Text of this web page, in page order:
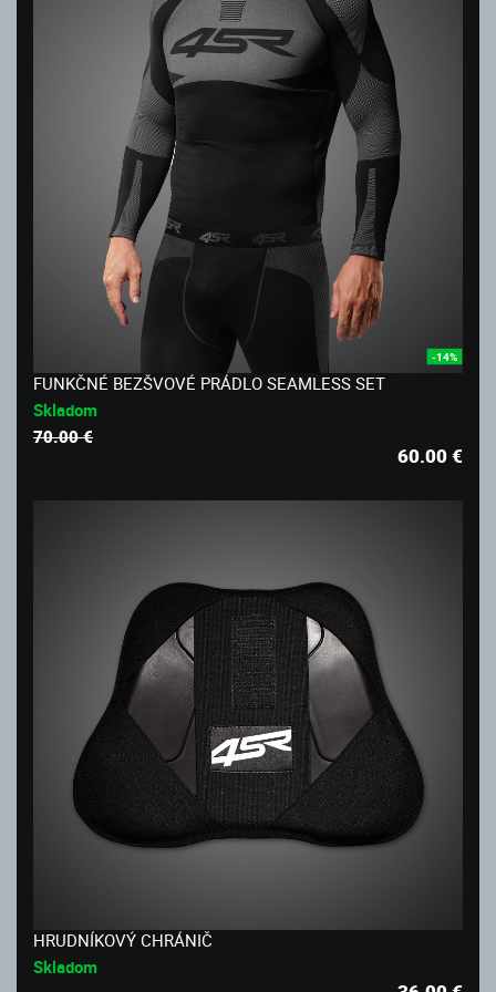
-14%
FUNKČNÉ BEZŠVOVÉ PRÁDLO SEAMLESS SET
Skladom
70.00 €
60.00€
HRUDNÍKOVÝ CHRÁNIČ
Skladom